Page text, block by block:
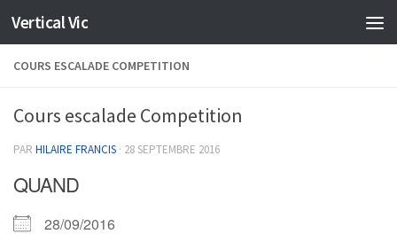
Skip to content
Vertical Vic
COURS ESCALADE COMPETITION
Cours escalade Competition
PAR HILAIRE FRANCIS · 28 SEPTEMBRE 2016
QUAND
28/09/2016